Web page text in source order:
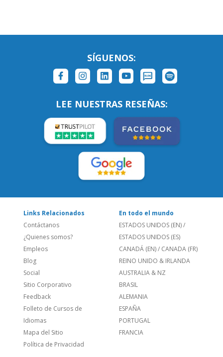
SÍGUENOS:
LEE NUESTRAS RESEÑAS:
Links Relacionados
Contáctanos
¿Quienes somos?
Empleos
Blog
Social
Sitio Corporativo
Feedback
En todo el mundo
ESTADOS UNIDOS (EN)
ESTADOS UNIDOS (ES)
CANADÁ (EN)
REINO UNIDO & IRLANDA
AUSTRALIA & NZ
BRASIL